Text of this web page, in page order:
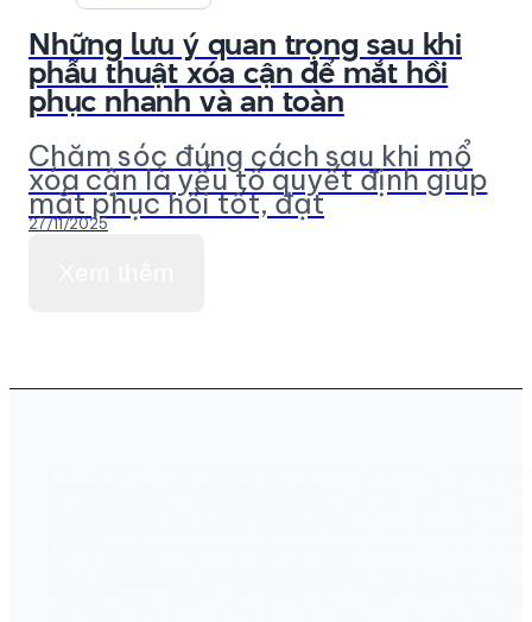
Những lưu ý quan trọng sau khi
phẫu thuật xóa cận để mắt hồi
phục nhanh và an toàn
Chăm sóc đúng cách sau khi mổ
xóa cận là yếu tố quyết định giúp
mắt phục hồi tốt, đạt
27/11/2025